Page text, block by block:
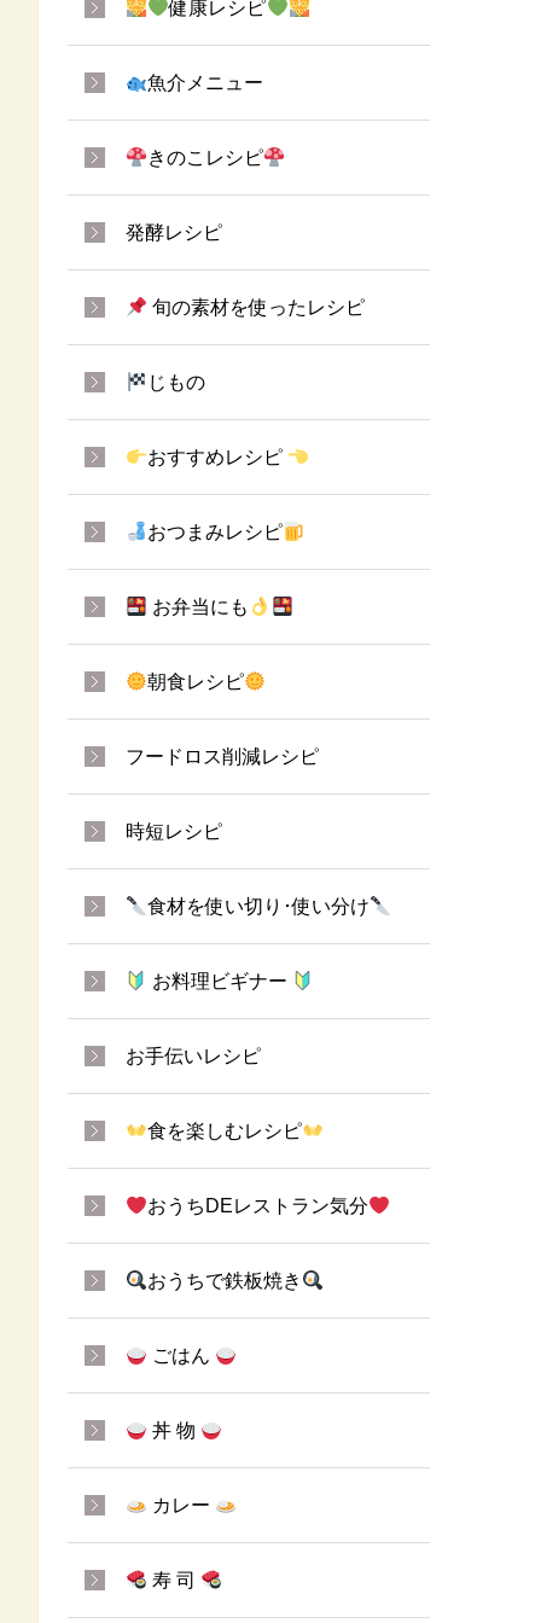
健康レシピ
魚介メニュー
きのこレシピ
発酵レシピ
旬の素材を使ったレシピ
じもの
おすすめレシピ
おつまみレシピ
お弁当にも
朝食レシピ
フードロス削減レシピ
時短レシピ
食材を使い切り･使い分け
お料理ビギナー
お手伝いレシピ
食を楽しむレシピ
おうちDEレストラン気分
おうちで鉄板焼き
ごはん
丼 物
カレー
寿 司